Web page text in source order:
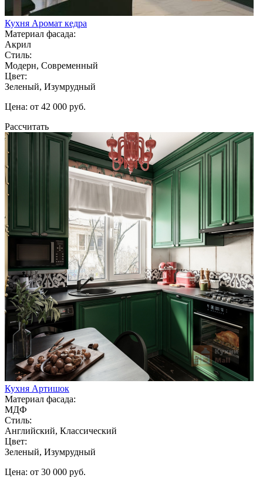
Кухня Аромат кедра
Материал фасада:
Акрил
Стиль:
Модерн, Современный
Цвет:
Зеленый, Изумрудный
Цена: от 42 000 руб.
Рассчитать
Кухня Артишок
Материал фасада:
МДФ
Стиль:
Английский, Классический
Цвет:
Зеленый, Изумрудный
Цена: от 30 000 руб.